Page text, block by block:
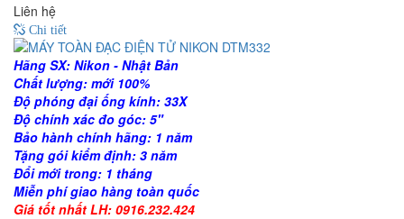
Liên hệ
Chi tiết
Hãng SX: Nikon - Nhật Bản
Chất lượng: mới 100%
Độ phóng đại ống kính: 33X
Độ chính xác đo góc: 5"
Bảo hành chính hãng: 1 năm
Tặng gói kiểm định: 3 năm
Đổi mới trong: 1 tháng
Miễn phí giao hàng toàn quốc
Giá tốt nhất LH: 0916.232.424